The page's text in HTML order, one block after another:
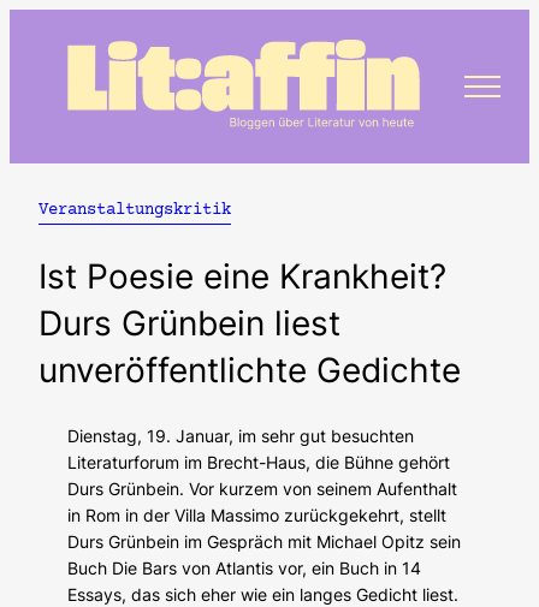
Veranstaltungskritik
Ist Poesie eine Krankheit?
Durs Grünbein liest
unveröffentlichte Gedichte
Dienstag, 19. Januar, im sehr gut besuchten
Literaturforum im Brecht-Haus, die Bühne gehört
Durs Grünbein. Vor kurzem von seinem Aufenthalt
in Rom in der Villa Massimo zurückgekehrt, stellt
Durs Grünbein im Gespräch mit Michael Opitz sein
Buch Die Bars von Atlantis vor, ein Buch in 14
Essays, das sich eher wie ein langes Gedicht liest.